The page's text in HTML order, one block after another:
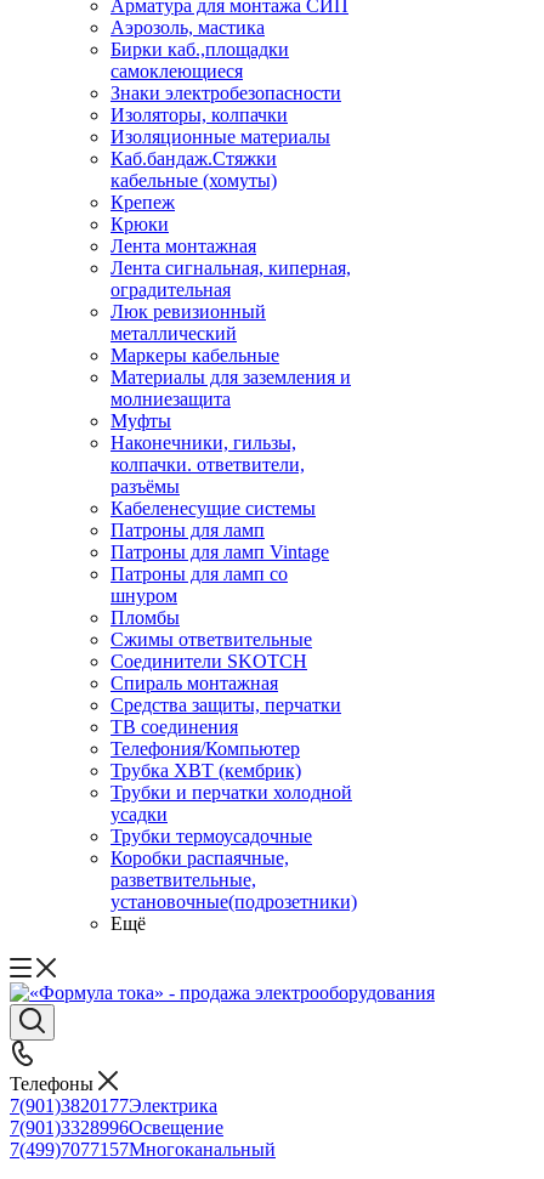
Арматура для монтажа СИП
Аэрозоль, мастика
Бирки каб.,площадки
самоклеющиеся
Знаки электробезопасности
Изоляторы, колпачки
Изоляционные материалы
Каб.бандаж.Стяжки
кабельные (хомуты)
Крепеж
Крюки
Лента монтажная
Лента сигнальная, киперная,
оградительная
Люк ревизионный
металлический
Маркеры кабельные
Материалы для заземления и
молниезащита
Муфты
Наконечники, гильзы,
колпачки. ответвители,
разъёмы
Кабеленесущие системы
Патроны для ламп
Патроны для ламп Vintage
Патроны для ламп со
шнуром
Пломбы
Сжимы ответвительные
Соединители SKOTCH
Спираль монтажная
Средства защиты, перчатки
ТВ соединения
Телефония/Компьютер
Трубка ХВТ (кембрик)
Трубки и перчатки холодной
усадки
Трубки термоусадочные
Коробки распаячные,
разветвительные,
установочные(подрозетники)
Ещё
Телефоны
7(901)3820177Электрика
7(901)3328996Освещение
7(499)7077157Многоканальный